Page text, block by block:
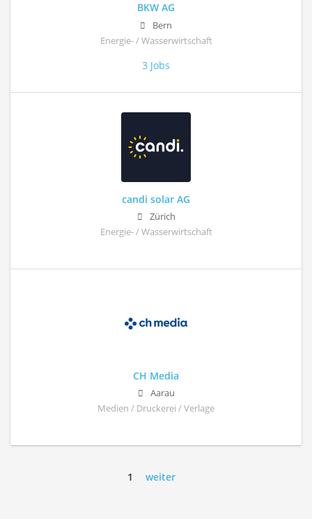
BKW AG
Bern
Energie- / Wasserwirtschaft
3 Jobs
candi solar AG
Zürich
Energie- / Wasserwirtschaft
CH Media
Aarau
Medien / Druckerei / Verlage
1 weiter